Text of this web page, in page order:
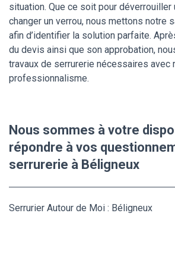
situation. Que ce soit pour déverrouiller
changer un verrou, nous mettons notre
afin d’identifier la solution parfaite.
du devis ainsi que son approbation,
travaux de serrurerie nécessaires avec
professionnalisme.
Nous sommes à votre
répondre à vos
serrurerie à Béligneux
Serrurier Autour de Moi : Béligneux